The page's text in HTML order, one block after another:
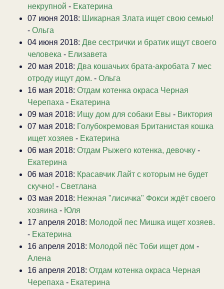
некрупной - Екатерина
07 июня 2018: Шикарная Злата ищет свою семью!
- Ольга
04 июня 2018: Две сестрички и братик ищут своего
человека - Елизавета
20 мая 2018: Два кошачьих брата-акробата 7 мес
отроду ищут дом. - Ольга
16 мая 2018: Отдам котенка окраса Черная
Черепаха - Екатерина
09 мая 2018: Ищу дом для собаки Евы - Виктория
07 мая 2018: Голубокремовая Британистая кошка
ищет хозяев - Екатерина
06 мая 2018: Отдам Рыжего котенка, девочку -
Екатерина
06 мая 2018: Красавчик Лайт с которым не будет
скучно! - Светлана
03 мая 2018: Нежная "лисичка" Фокси ждёт своего
хозяина - Юля
17 апреля 2018: Молодой пес Мишка ищет хозяев.
- Екатерина
16 апреля 2018: Молодой пёс Тоби ищет дом -
Алена
16 апреля 2018: Отдам котенка окраса Черная
Черепаха - Екатерина